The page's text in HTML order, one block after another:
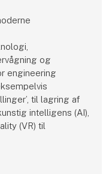
og
engineering
til lagring af
intelligens (AI),
(VR) til